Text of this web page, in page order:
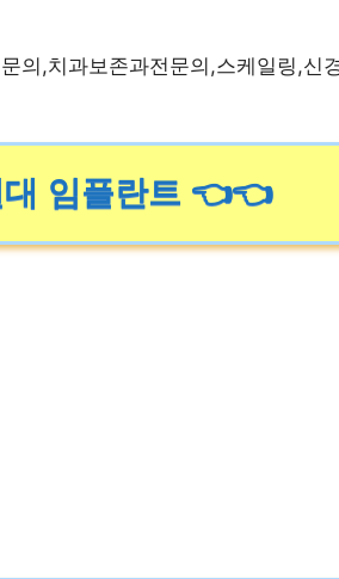
의,치과보존과전문의,스케일링,신
대 임플란트 👈👈